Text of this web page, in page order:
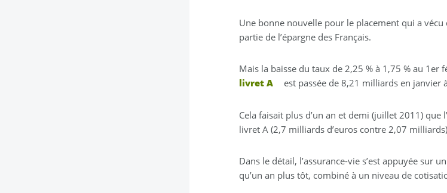
Une bonne nouvelle pour le placement qui a
partie de l’épargne des Français.
Mais la baisse du taux de 2,25 % à 1,75 % au
livret A
est passée de 8,21 milliards en
Cela faisait plus d’un an et demi (juillet 2011) que
livret A (2,7 milliards d’euros contre 2,07
Dans le détail, l’assurance-vie s’est appuyée sur
qu’un an plus tôt, combiné à un niveau de